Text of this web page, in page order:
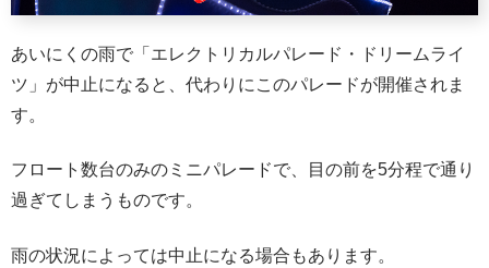
あいにくの雨で「エレクトリカルパレード・ドリームライ
ツ」が中止になると、代わりにこのパレードが開催されま
す。
フロート数台のみのミニパレードで、目の前を5分程で通り
過ぎてしまうものです。
雨の状況によっては中止になる場合もあります。